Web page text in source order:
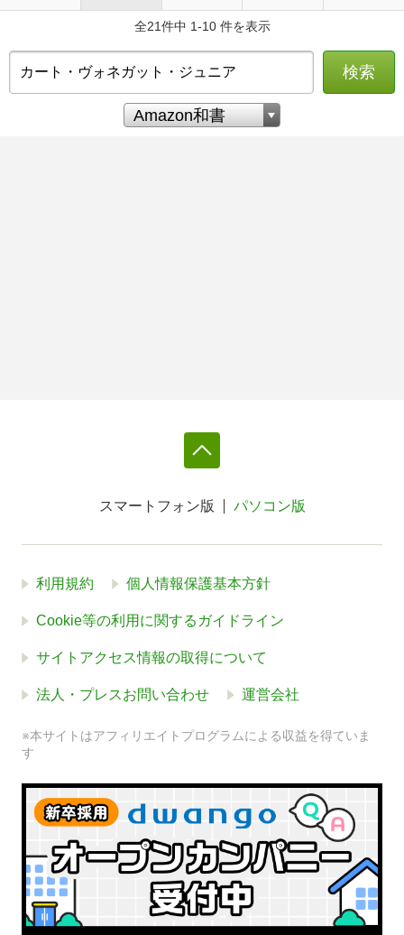
全21件中 1-10 件を表示
検索
スマートフォン版 パソコン版
利用規約 個人情報保護基本方針
Cookie等の利用に関するガイドライン
サイトアクセス情報の取得について
法人・プレスお問い合わせ 運営会社
※本サイトはアフィリエイトプログラムによる収益を得ていま
す